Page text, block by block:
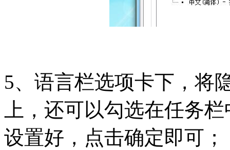
5、语言栏选项卡下，将
上，还可以勾选在任务
设置好，点击确定即可；